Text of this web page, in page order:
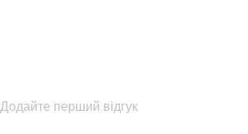
Додайте перший відгук